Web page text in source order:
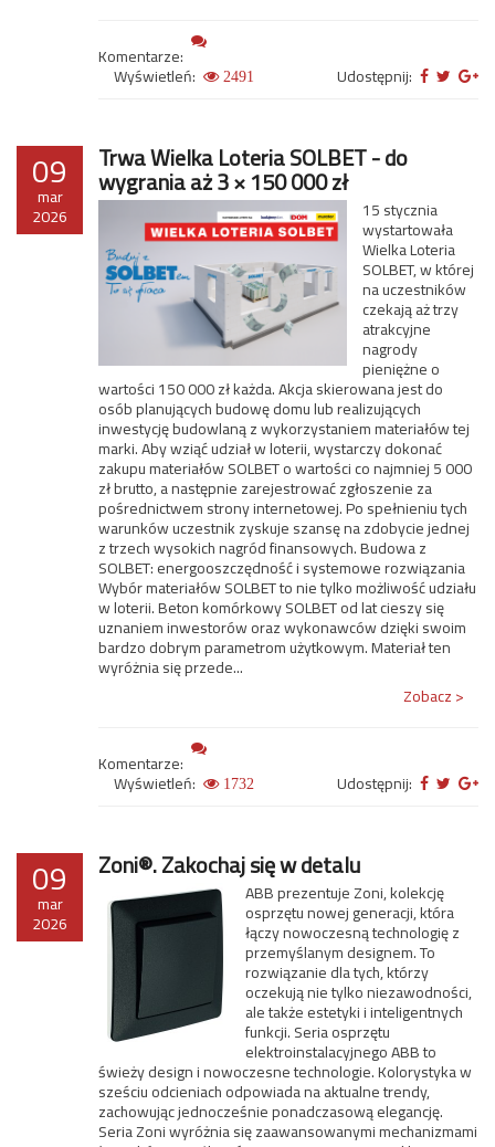
Komentarze:
Wyświetleń: 2491 Udostępnij:
09
mar
2026
Trwa Wielka Loteria SOLBET - do
wygrania aż 3 × 150 000 zł
15 stycznia
wystartowała
Wielka Loteria
SOLBET, w której
na uczestników
czekają aż trzy
atrakcyjne
nagrody
pieniężne o
wartości 150 000 zł każda. Akcja skierowana jest do
osób planujących budowę domu lub realizujących
inwestycję budowlaną z wykorzystaniem materiałów tej
marki. Aby wziąć udział w loterii, wystarczy dokonać
zakupu materiałów SOLBET o wartości co najmniej 5 000
zł brutto, a następnie zarejestrować zgłoszenie za
pośrednictwem strony internetowej. Po spełnieniu tych
warunków uczestnik zyskuje szansę na zdobycie jednej
z trzech wysokich nagród finansowych. Budowa z
SOLBET: energooszczędność i systemowe rozwiązania
Wybór materiałów SOLBET to nie tylko możliwość udziału
w loterii. Beton komórkowy SOLBET od lat cieszy się
uznaniem inwestorów oraz wykonawców dzięki swoim
bardzo dobrym parametrom użytkowym. Materiał ten
wyróżnia się przede...
Zobacz >
Komentarze:
Wyświetleń: 1732 Udostępnij:
09
mar
2026
Zoni®. Zakochaj się w detalu
ABB prezentuje Zoni, kolekcję
osprzętu nowej generacji, która
łączy nowoczesną technologię z
przemyślanym designem. To
rozwiązanie dla tych, którzy
oczekują nie tylko niezawodności,
ale także estetyki i inteligentnych
funkcji. Seria osprzętu
elektroinstalacyjnego ABB to
świeży design i nowoczesne technologie. Kolorystyka w
sześciu odcieniach odpowiada na aktualne trendy,
zachowując jednocześnie ponadczasową elegancję.
Seria Zoni wyróżnia się zaawansowanymi mechanizmami